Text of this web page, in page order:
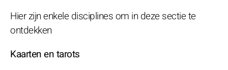
Hier zijn enkele disciplines om in deze sectie te
ontdekken
Kaarten en tarots